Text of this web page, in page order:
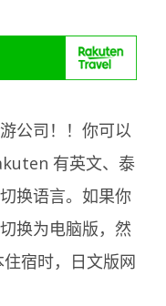
公司！！你可以
有英文、泰
换语言。如果你
换为电脑版，然
宿时，日文版网